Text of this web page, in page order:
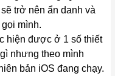
trở nên ẩn danh và
mình.
hiện được ở 1 số thiết
nhưng theo mình
bản iOS đang chạy.